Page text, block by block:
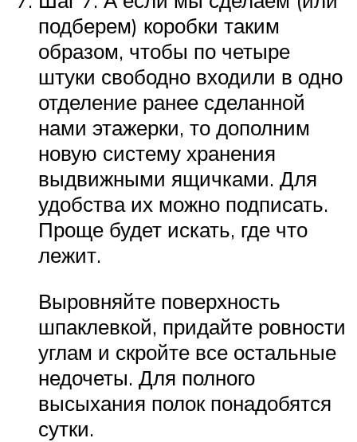
подберем) коробки таким
образом, чтобы по четыре
штуки свободно входили в одно
отделение ранее сделанной
нами этажерки, то дополним
новую систему хранения
выдвижными ящичками. Для
удобства их можно подписать.
Проще будет искать, где что
лежит.
Выровняйте поверхность
шпаклевкой, придайте ровности
углам и скройте все остальные
недочеты. Для полного
высыхания полок понадобятся
сутки.